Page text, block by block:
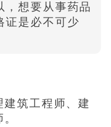
，想要从事药品
证是必不可少
筑工程师、建